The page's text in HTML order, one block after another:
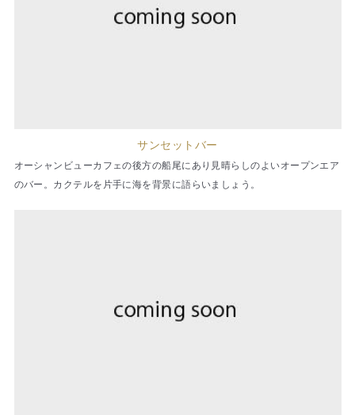
サンセットバー
オーシャンビューカフェの後方の船尾にあり見晴らしのよいオープンエア
のバー。カクテルを片手に海を背景に語らいましょう。